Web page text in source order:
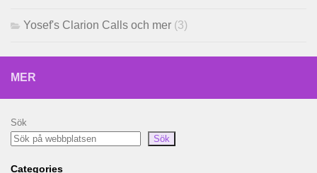
Yosef's Clarion Calls och mer (3)
MER
Sök
Sök
Categories